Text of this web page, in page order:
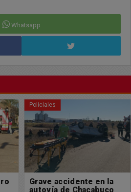
Whatsapp
Policiales
Nuevo accidente en la
Curva de Coliqueo